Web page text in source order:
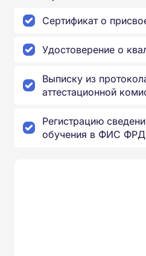
Сертификат о
Удостоверение о
Выписку из
аттестационной
Регистрацию
обучения в ФИС